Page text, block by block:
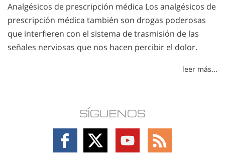
Analgésicos de prescripción médica Los analgésicos de
prescripción médica también son drogas poderosas
que interfieren con el sistema de trasmisión de las
señales nerviosas que nos hacen percibir el dolor.
leer más...
SÍGUENOS
Follow
on
Follow
on
Follow
on
Follow
on